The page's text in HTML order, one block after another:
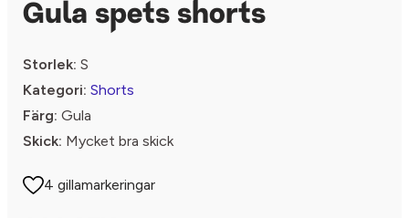
Gula spets shorts
Storlek: S
Kategori: Shorts
Färg: Gula
Skick: Mycket bra skick
4 gillamarkeringar